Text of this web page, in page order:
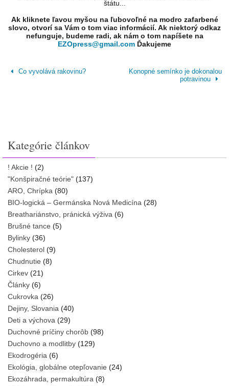
štátu...
Ak kliknete ľavou myšou na ľubovoľné na modro zafarbené
slovo, otvorí sa Vám o tom viac informácií. Ak niektorý odkaz
nefunguje, budeme radi, ak nám o tom napíšete na
EZOpress@gmail.com Ďakujeme
Co vyvolává rakovinu?
Konopné semínko je dokonalou
potravinou
Kategórie článkov
! Akcie ! (2)
"Konšpiračné teórie" (137)
ARO, Chrípka (80)
BIO-logická – Germánska Nová Medicína (28)
Breathariánstvo, pránická výživa (6)
Brušné tance (5)
Bylinky (36)
Cholesterol (9)
Chudnutie (8)
Cirkev (21)
Články (6)
Cukrovka (26)
Dejiny, Slovania (40)
Deti a výchova (29)
Duchovné príčiny chorôb (98)
Duchovno a modlitby (129)
Ekodrogéria (6)
Ekológia, globálne otepľovanie (24)
Ekozáhrada, permakultúra (8)